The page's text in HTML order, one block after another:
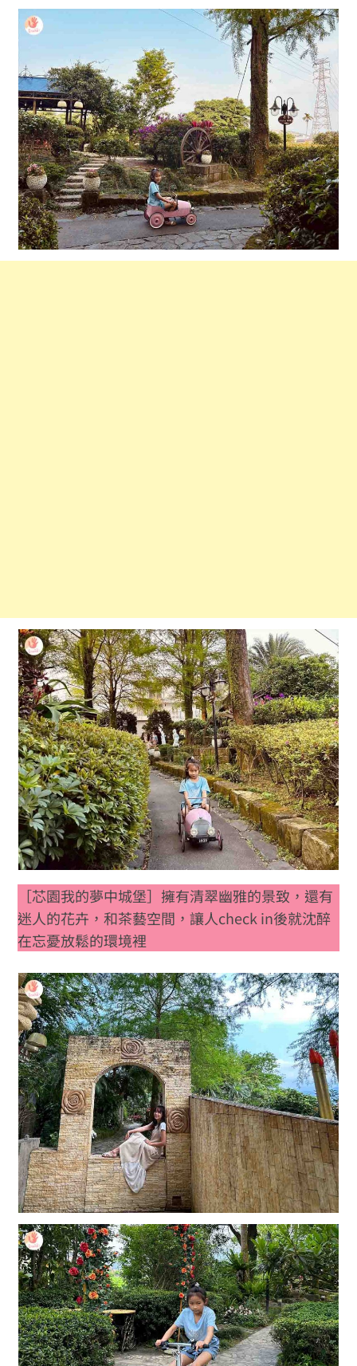
［芯園我的夢中城堡］擁有清翠幽雅的景致，還有
迷人的花卉，和茶藝空間，讓人check in後就沈醉
在忘憂放鬆的環境裡